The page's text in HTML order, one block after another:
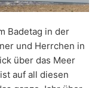
Badetag in der
und Herrchen in
über das Meer
auf all diesen